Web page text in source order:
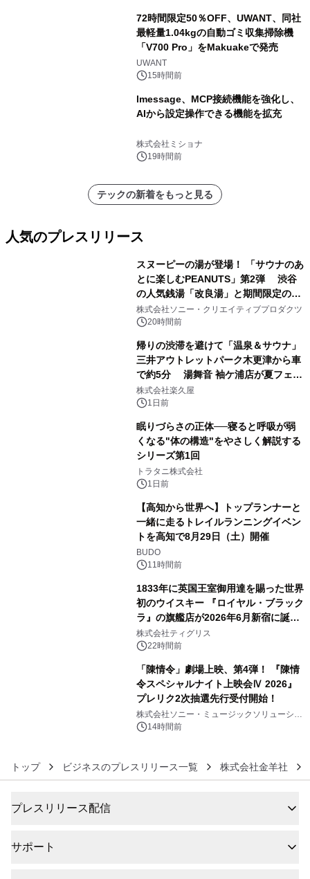
72時間限定50％OFF、UWANT、同社
最軽量1.04kgの自動ゴミ収集掃除機
「V700 Pro」をMakuakeで発売
UWANT
15時間前
lmessage、MCP接続機能を強化し、
AIから設定操作できる機能を拡充
株式会社ミショナ
19時間前
テックの新着をもっと見る
人気のプレスリリース
スヌーピーの湯が登場！ 「サウナのあ
とに楽しむPEANUTS」第2弾 渋谷
の人気銭湯「改良湯」と期間限定のコ
ラボレーション サウナイキタイコラ
ボグッズも発売決定！
株式会社ソニー・クリエイティブプロダクツ
20時間前
帰りの渋滞を避けて「温泉＆サウナ」
三井アウトレットパーク木更津から車
で約5分 湯舞音 袖ケ浦店が夏フェア
メニューを提供
株式会社楽久屋
1日前
眠りづらさの正体──寝ると呼吸が弱
くなる"体の構造"をやさしく解説する
シリーズ第1回
トラタニ株式会社
1日前
【高知から世界へ】トップランナーと
一緒に走るトレイルランニングイベン
トを高知で8月29日（土）開催
BUDO
11時間前
1833年に英国王室御用達を賜った世界
初のウイスキー 『ロイヤル・ブラック
ラ』の旗艦店が2026年6月新宿に誕
生 バカルディ ジャパンと連携した
没入型バー「BAR Arca」
株式会社ティグリス
22時間前
「陳情令」劇場上映、第4弾！ 『陳情
令スペシャルナイト上映会Ⅳ 2026』
プレリク2次抽選先行受付開始！
株式会社ソニー・ミュージックソリューショ
ンズ14時間前
トップ ビジネスのプレスリリース一覧 株式会社金羊社
プレスリリース配信
サポート